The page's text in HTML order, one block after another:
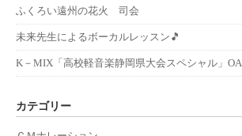
ふくろい遠州の花火 司会
未来先生によるボーカルレッスン🎵
K－MIX「高校軽音楽静岡県大会スペシャル」OA
カテゴリー